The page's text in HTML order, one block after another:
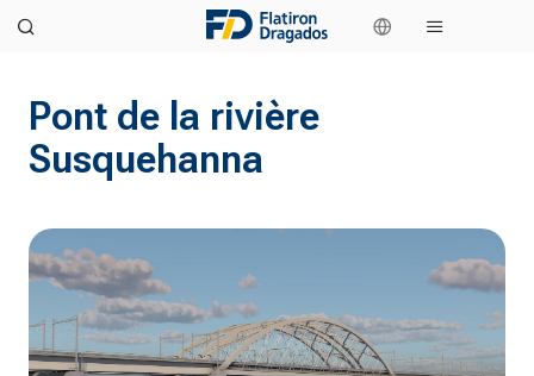
Pont de la rivière
Susquehanna